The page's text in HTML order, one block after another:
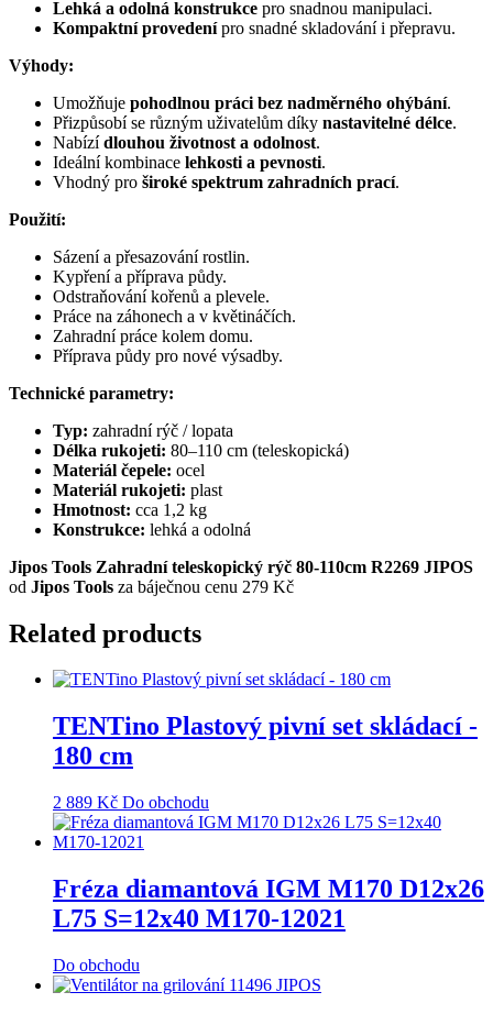
Lehká a odolná konstrukce pro snadnou manipulaci.
Kompaktní provedenípro snadné skladování i přepravu.
Výhody:
Umožňuje pohodlnou práci bez nadměrného ohýbání.
Přizpůsobí se různým uživatelům díky nastavitelné délce.
Nabízídlouhou životnost a odolnost.
Ideální kombinace lehkosti a pevnosti.
Vhodný pro široké spektrum zahradních prací.
Použití:
Sázení a přesazování rostlin.
Kypření a příprava půdy.
Odstraňování kořenů a plevele.
Práce na záhonech a v květináčích.
Zahradní práce kolem domu.
Příprava půdy pro nové výsadby.
Technické parametry:
Typ: zahradní rýč / lopata
Délka rukojeti: 80–110 cm (teleskopická)
Materiál čepele: ocel
Materiál rukojeti: plast
Hmotnost: cca 1,2 kg
Konstrukce: lehká a odolná
Jipos Tools Zahradní teleskopický rýč 80-110cm R2269 JIPOS
od Jipos Tools za báječnou cenu 279 Kč
Related products
TENTino Plastový pivní set skládací -
180 cm
2 889 Kč Do obchodu
Fréza diamantová IGM M170 D12x26
L75 S=12x40 M170-12021
Do obchodu